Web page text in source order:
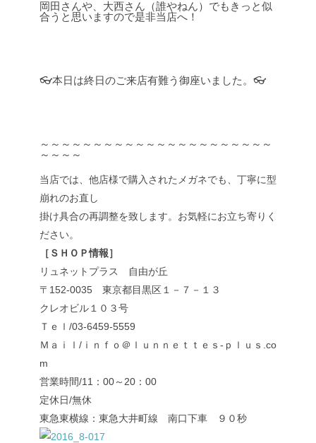
岡田さんや、大西さん（誰やねん）でもきっと似
合うと思いますので是非当店へ！
👓本日は終日のご来店有難う御座いました。👓
～～～～～～～～～～～～～～～～～～～～～～
～～～～
当店では、他店様で購入されたメガネでも、丁寧に型
崩れのお直し
掛け具合の再調整を致します。お気軽にお立ち寄りく
ださい。
［ＳＨＯＰ情報］
リュネットプラス 自由が丘
〒152-0035 東京都目黒区１－７－１３
クレオビル１０３号
Ｔｅｌ/03-6459-5559
Ｍａｉｌ/ｉｎｆｏ＠ｌｕｎｎｅｔｔｅｓ-ｐｌｕｓ.co
m
営業時間/11：00～20：00
定休日/無休
東急東横線：東急大井町線 南口下車 ９０秒